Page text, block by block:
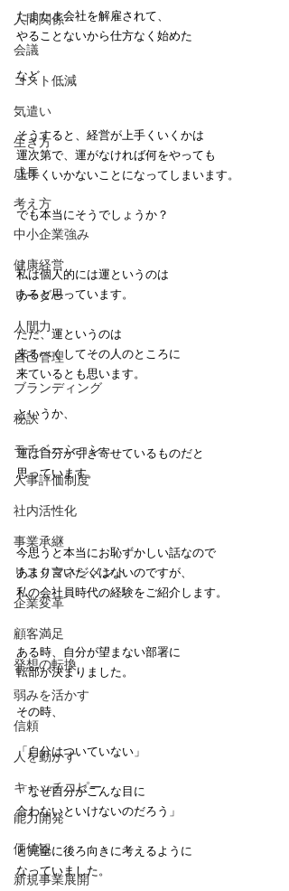
人間関係
会議
コスト低減
気遣い
生き方
成長
考え方
中小企業強み
健康経営
リーダー
人間力
自己管理
ブランディング
秘訣
モチベーション
人事評価制度
社内活性化
事業承継
リスクマネジメント
企業変革
顧客満足
発想の転換
弱みを活かす
信頼
人を動かす
キャッチコピー
能力開発
価値観
新規事業展開
たまたま会社を解雇されて、
やることないから仕方なく始めた
など
そうすると、経営が上手くいくかは
運次第で、運がなければ何をやっても
上手くいかないことになってしまいます。
でも本当にそうでしょうか？
私は個人的には運というのは
あると思っています。
ただ、運というのは
来るべくしてその人のところに
来ているとも思います。
というか、
運は自分が引き寄せているものだと
思っています。
今思うと本当にお恥ずかしい話なので
あまり言いたくはないのですが、
私の会社員時代の経験をご紹介します。
ある時、自分が望まない部署に
転部が決まりました。
その時、
「自分はついていない」
「なぜ自分がこんな目に
合わないといけないのだろう」
と完全に後ろ向きに考えるように
なっていました。